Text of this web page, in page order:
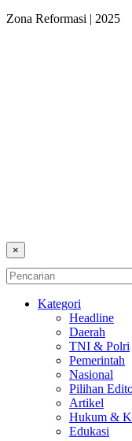
Zona Reformasi | 2025
×
Kategori
Headline
Daerah
TNI & Polri
Pemerintah
Nasional
Pilihan
Artikel
Hukum &
Edukasi